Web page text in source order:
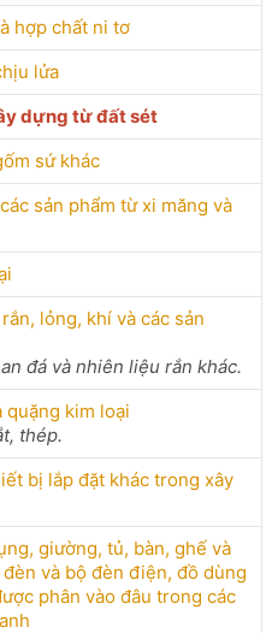
hợp chất ni tơ
lửa
dựng từ đất sét
sứ khác
sản phẩm từ xi măng và
lỏng, khí và các sản
đá và nhiên liệu rắn khác.
quặng kim loại
thép.
bị lắp đặt khác trong xây
giường, tủ, bàn, ghế và
và bộ đèn điện, đồ dùng
phân vào đâu trong các